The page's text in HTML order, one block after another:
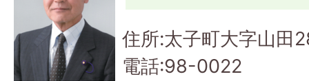
住所:太子町大字山田
電話:98-0022